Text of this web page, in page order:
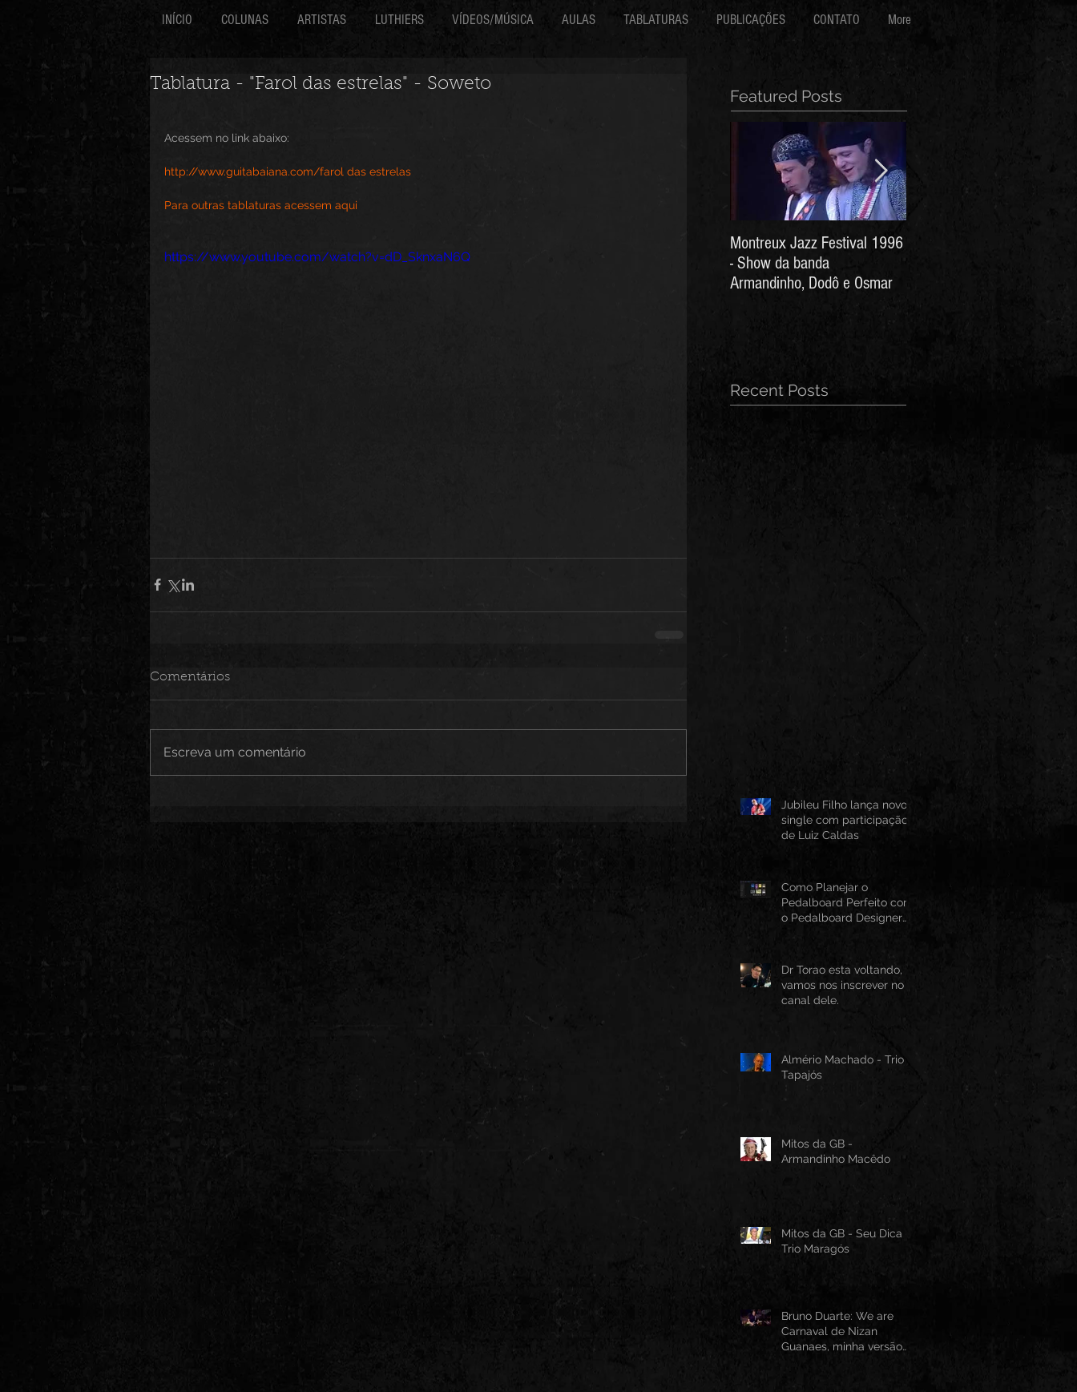
INÍCIO COLUNAS ARTISTAS LUTHIERS VÍDEOS/MÚSICA AULAS TABLATURAS PUBLICAÇÕES CONTATO More
Tablatura - "Farol das estrelas" - Soweto
Acessem no link abaixo:
http://www.guitabaiana.com/farol das estrelas
Para outras tablaturas acessem aqui
https://www.youtube.com/watch?v=dD_SknxaN6Q
Comentários
Escreva um comentário
Featured Posts
Montreux Jazz Festival 1996
- Show da banda
Armandinho, Dodô e Osmar
Recent Posts
Jubileu Filho lança novo
single com participação
de Luiz Caldas
Como Planejar o
Pedalboard Perfeito com
o Pedalboard Designer
Dr Torao esta voltando,
vamos nos inscrever no
canal dele.
Almério Machado - Trio
Tapajós
Mitos da GB -
Armandinho Macêdo
Mitos da GB - Seu Dica -
Trio Maragós
Bruno Duarte: We are
Carnaval de Nizan
Guanaes, minha versão